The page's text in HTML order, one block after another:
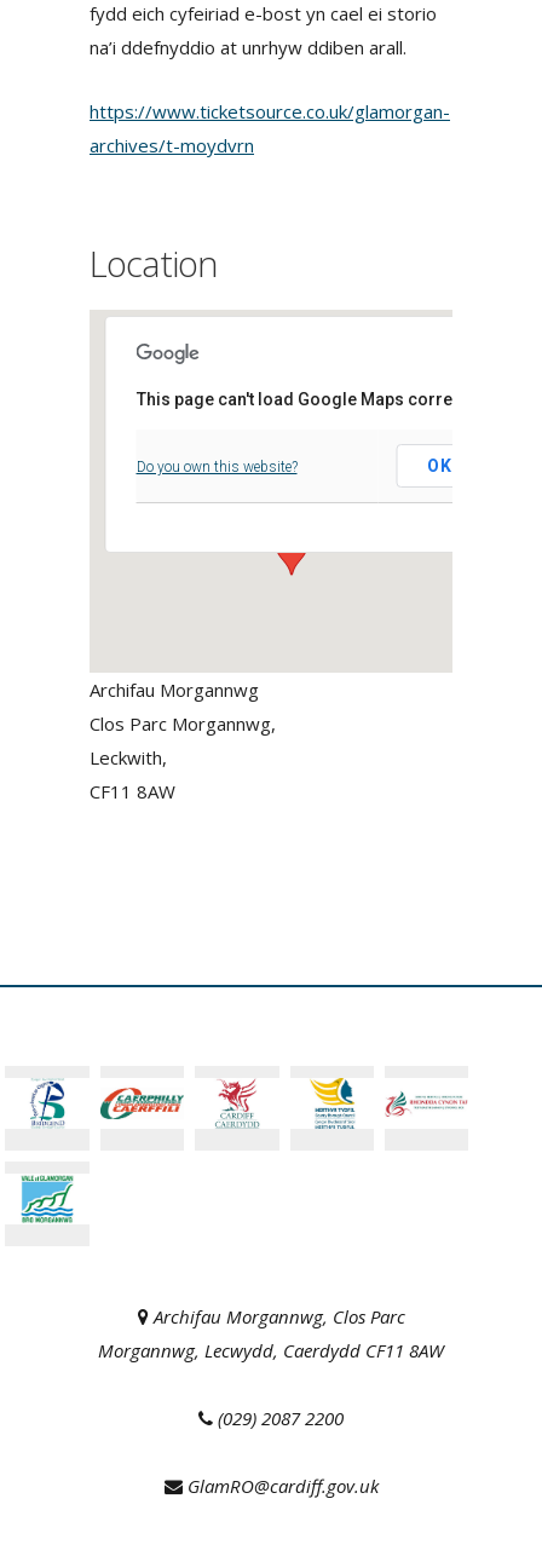
fydd eich cyfeiriad e-bost yn cael ei storio
na’i ddefnyddio at unrhyw ddiben arall.
https://www.ticketsource.co.uk/glamorgan-
archives/t-moydvrn
Location
Clos Parc Morgannwg, - Leckwith,
This page can't load Google Maps correctly.
Do you own this website? OK
Archifau Morgannwg
Clos Parc Morgannwg,
Leckwith,
CF11 8AW
Archifau Morgannwg, Clos Parc
Morgannwg, Lecwydd, Caerdydd CF11 8AW
(029) 2087 2200
GlamRO@cardiff.gov.uk